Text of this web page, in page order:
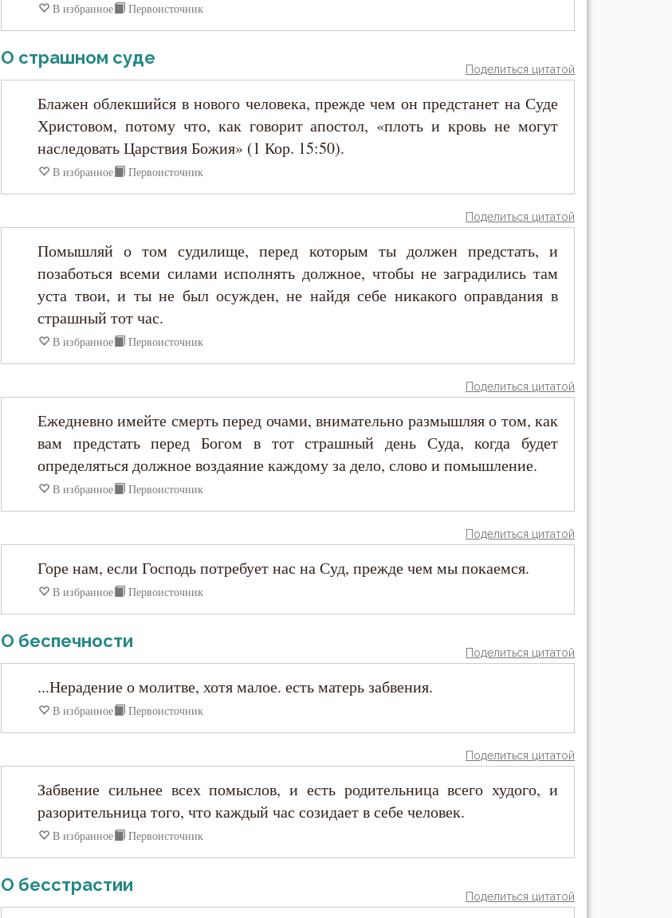
Афанасий Великий
Варнава
Варсонофий Оптинский (Плиханков)
Григорий Богослов
Григорий Великий (Двоеслов)
Григорий Синаит
Григорий Чудотворец
Дионисий Ареопагит
Епифаний Кипрский
Зосима Палестинский
Иаков Низибийский
Игнатий Антиохийский
В избранное Первоисточник
О страшном суде
Поделиться цитатой
Блажен облекшийся в нового человека, прежде чем он предстанет на Суде
Христовом, потому что, как говорит апостол, «плоть и кровь не могут
наследовать Царствия Божия» (1 Кор. 15:50).
В избранное Первоисточник
Поделиться цитатой
Помышляй о том судилище, перед которым ты должен предстать, и
позаботься всеми силами исполнять должное, чтобы не заградились там
уста твои, и ты не был осужден, не найдя себе никакого оправдания в
страшный тот час.
В избранное Первоисточник
Поделиться цитатой
Ежедневно имейте смерть перед очами, внимательно размышляя о том, как
вам предстать перед Богом в тот страшный день Суда, когда будет
определяться должное воздаяние каждому за дело, слово и помышление.
В избранное Первоисточник
Поделиться цитатой
Горе нам, если Господь потребует нас на Суд, прежде чем мы покаемся.
В избранное Первоисточник
О беспечности
Поделиться цитатой
...Нерадение о молитве, хотя малое. есть матерь забвения.
В избранное Первоисточник
Поделиться цитатой
Забвение сильнее всех помыслов, и есть родительница всего худого, и
разорительница того, что каждый час созидает в себе человек.
В избранное Первоисточник
О бесстрастии
Поделиться цитатой